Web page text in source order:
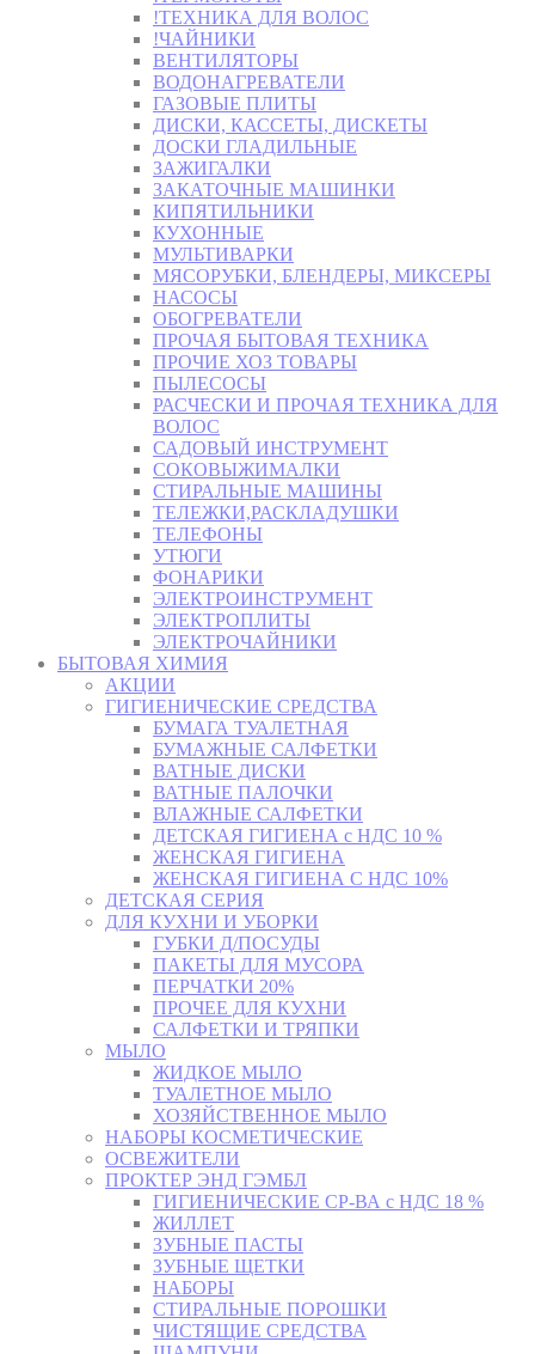
!ТЕХНИКА ДЛЯ ВОЛОС
!ЧАЙНИКИ
ВЕНТИЛЯТОРЫ
ВОДОНАГРЕВАТЕЛИ
ГАЗОВЫЕ ПЛИТЫ
ДИСКИ, КАССЕТЫ, ДИСКЕТЫ
ДОСКИ ГЛАДИЛЬНЫЕ
ЗАЖИГАЛКИ
ЗАКАТОЧНЫЕ МАШИНКИ
КИПЯТИЛЬНИКИ
КУХОННЫЕ
МУЛЬТИВАРКИ
МЯСОРУБКИ, БЛЕНДЕРЫ, МИКСЕРЫ
НАСОСЫ
ОБОГРЕВАТЕЛИ
ПРОЧАЯ БЫТОВАЯ ТЕХНИКА
ПРОЧИЕ ХОЗ ТОВАРЫ
ПЫЛЕСОСЫ
РАСЧЕСКИ И ПРОЧАЯ ТЕХНИКА ДЛЯ
ВОЛОС
САДОВЫЙ ИНСТРУМЕНТ
СОКОВЫЖИМАЛКИ
СТИРАЛЬНЫЕ МАШИНЫ
ТЕЛЕЖКИ,РАСКЛАДУШКИ
ТЕЛЕФОНЫ
УТЮГИ
ФОНАРИКИ
ЭЛЕКТРОИНСТРУМЕНТ
ЭЛЕКТРОПЛИТЫ
ЭЛЕКТРОЧАЙНИКИ
БЫТОВАЯ ХИМИЯ
АКЦИИ
ГИГИЕНИЧЕСКИЕ СРЕДСТВА
БУМАГА ТУАЛЕТНАЯ
БУМАЖНЫЕ САЛФЕТКИ
ВАТНЫЕ ДИСКИ
ВАТНЫЕ ПАЛОЧКИ
ВЛАЖНЫЕ САЛФЕТКИ
ДЕТСКАЯ ГИГИЕНА с НДС 10 %
ЖЕНСКАЯ ГИГИЕНА
ЖЕНСКАЯ ГИГИЕНА С НДС 10%
ДЕТСКАЯ СЕРИЯ
ДЛЯ КУХНИ И УБОРКИ
ГУБКИ Д/ПОСУДЫ
ПАКЕТЫ ДЛЯ МУСОРА
ПЕРЧАТКИ 20%
ПРОЧЕЕ ДЛЯ КУХНИ
САЛФЕТКИ И ТРЯПКИ
МЫЛО
ЖИДКОЕ МЫЛО
ТУАЛЕТНОЕ МЫЛО
ХОЗЯЙСТВЕННОЕ МЫЛО
НАБОРЫ КОСМЕТИЧЕСКИЕ
ОСВЕЖИТЕЛИ
ПРОКТЕР ЭНД ГЭМБЛ
ГИГИЕНИЧЕСКИЕ СР-ВА с НДС 18 %
ЖИЛЛЕТ
ЗУБНЫЕ ПАСТЫ
ЗУБНЫЕ ЩЕТКИ
НАБОРЫ
СТИРАЛЬНЫЕ ПОРОШКИ
ЧИСТЯЩИЕ СРЕДСТВА